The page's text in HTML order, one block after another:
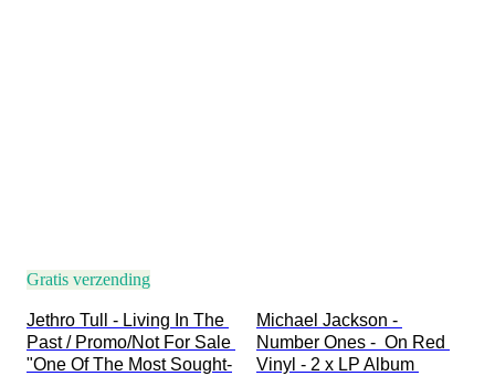
Gratis verzending
Jethro Tull - Living In The
Past / Promo/Not For Sale
"One Of The Most Sought-
Michael Jackson -
Number Ones -  On Red
Vinyl - 2 x LP Album